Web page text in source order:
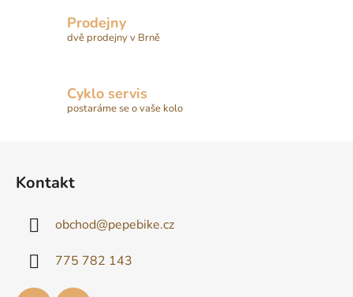
Prodejny
dvě prodejny v Brně
Cyklo servis
postaráme se o vaše kolo
Kontakt
obchod@pepebike.cz
775 782 143